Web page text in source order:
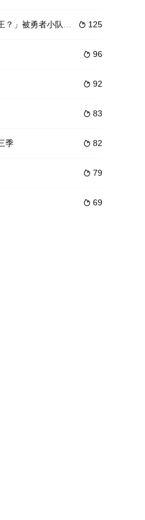
争。陷入苦战之际，
田雄马,苍井翔太,武内骏辅,杉田智和,柿
被改编为剧场版《剑风传奇 黄金时代
生，但回过神来，却
生，被称为“分隔夜与昼的双子”。他们
憬成
 125
逐出队伍，只好在王都自在过活
 96
 92
 83
 82
季
 79
 69